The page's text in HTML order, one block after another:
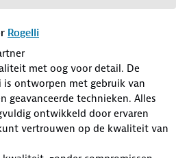
Rogelli
met oog voor detail. De
is ontworpen met gebruik van
geavanceerde technieken. Alles
ontwikkeld door ervaren
vertrouwen op de kwaliteit van